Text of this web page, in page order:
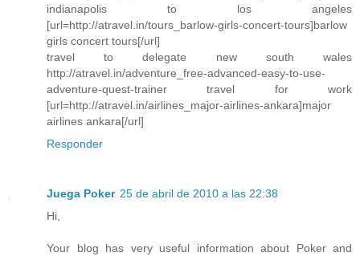
indianapolis to los angeles
[url=http://atravel.in/tours_barlow-girls-concert-tours]barlow
girls concert tours[/url]
travel to delegate new south wales
http://atravel.in/adventure_free-advanced-easy-to-use-
adventure-quest-trainer travel for work
[url=http://atravel.in/airlines_major-airlines-ankara]major
airlines ankara[/url]
Responder
Juega Poker 25 de abril de 2010 a las 22:38
Hi,
Your blog has very useful information about Poker and